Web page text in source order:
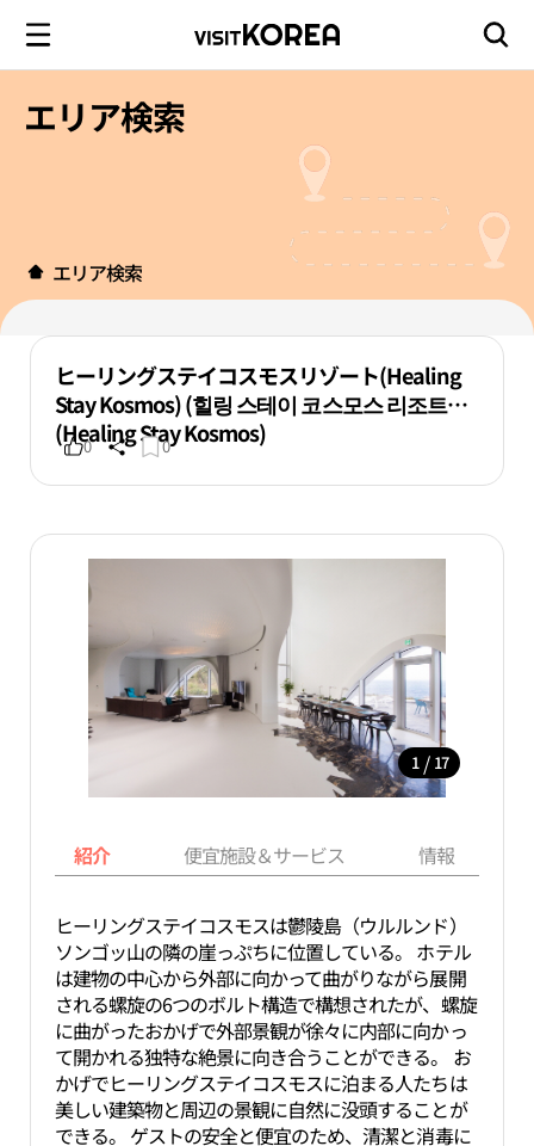
エリア検索
エリア検索
ヒーリングステイコスモスリゾート(Healing
Stay Kosmos) (힐링 스테이 코스모스 리조트
(Healing Stay Kosmos)
0 0
1 / 17
紹介 便宜施設＆サービス 情報
ヒーリングステイコスモスは鬱陵島（ウルルンド）
ソンゴッ山の隣の崖っぷちに位置している。 ホテル
は建物の中心から外部に向かって曲がりながら展開
される螺旋の6つのボルト構造で構想されたが、螺旋
に曲がったおかげで外部景観が徐々に内部に向かっ
て開かれる独特な絶景に向き合うことができる。 お
かげでヒーリングステイコスモスに泊まる人たちは
美しい建築物と周辺の景観に自然に没頭することが
できる。 ゲストの安全と便宜のため、清潔と消毒に